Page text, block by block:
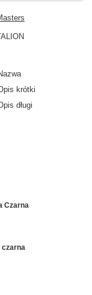
krótki
długi
Czarna
czarna